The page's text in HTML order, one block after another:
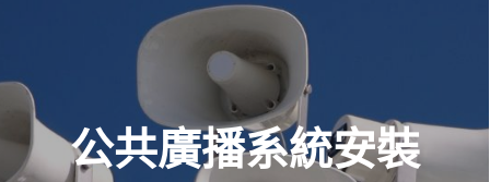
公共廣播系統安裝